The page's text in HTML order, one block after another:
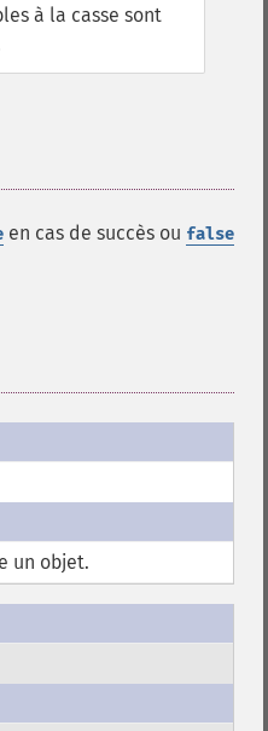
à la casse sont
en cas de succès ou false
un objet.